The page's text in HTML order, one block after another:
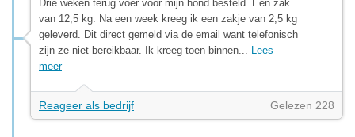
Drie weken terug voer voor mijn hond besteld. Een zak
van 12,5 kg. Na een week kreeg ik een zakje van 2,5 kg
geleverd. Dit direct gemeld via de email want telefonisch
zijn ze niet bereikbaar. Ik kreeg toen binnen... Lees
meer
Reageer als bedrijf Gelezen 228